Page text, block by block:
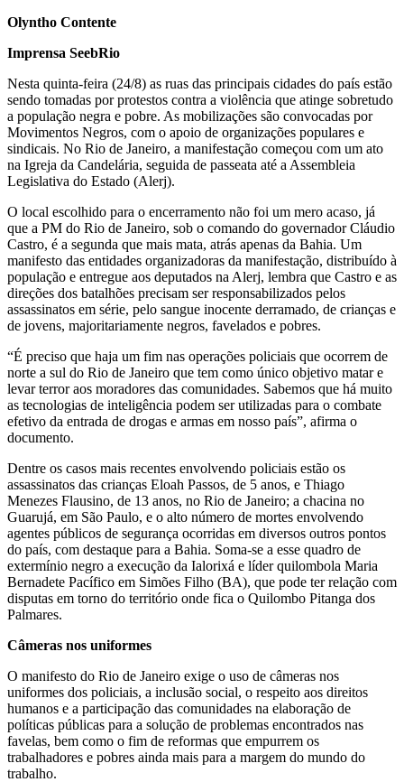
Olyntho Contente
Imprensa SeebRio
Nesta quinta-feira (24/8) as ruas das principais cidades do país estão
sendo tomadas por protestos contra a violência que atinge sobretudo
a população negra e pobre. As mobilizações são convocadas por
Movimentos Negros, com o apoio de organizações populares e
sindicais. No Rio de Janeiro, a manifestação começou com um ato
na Igreja da Candelária, seguida de passeata até a Assembleia
Legislativa do Estado (Alerj).
O local escolhido para o encerramento não foi um mero acaso, já
que a PM do Rio de Janeiro, sob o comando do governador Cláudio
Castro, é a segunda que mais mata, atrás apenas da Bahia. Um
manifesto das entidades organizadoras da manifestação, distribuído à
população e entregue aos deputados na Alerj, lembra que Castro e as
direções dos batalhões precisam ser responsabilizados pelos
assassinatos em série, pelo sangue inocente derramado, de crianças e
de jovens, majoritariamente negros, favelados e pobres.
“É preciso que haja um fim nas operações policiais que ocorrem de
norte a sul do Rio de Janeiro que tem como único objetivo matar e
levar terror aos moradores das comunidades. Sabemos que há muito
as tecnologias de inteligência podem ser utilizadas para o combate
efetivo da entrada de drogas e armas em nosso país”, afirma o
documento.
Dentre os casos mais recentes envolvendo policiais estão os
assassinatos das crianças Eloah Passos, de 5 anos, e Thiago
Menezes Flausino, de 13 anos, no Rio de Janeiro; a chacina no
Guarujá, em São Paulo, e o alto número de mortes envolvendo
agentes públicos de segurança ocorridas em diversos outros pontos
do país, com destaque para a Bahia. Soma-se a esse quadro de
extermínio negro a execução da Ialorixá e líder quilombola Maria
Bernadete Pacífico em Simões Filho (BA), que pode ter relação com
disputas em torno do território onde fica o Quilombo Pitanga dos
Palmares.
Câmeras nos uniformes
O manifesto do Rio de Janeiro exige o uso de câmeras nos
uniformes dos policiais, a inclusão social, o respeito aos direitos
humanos e a participação das comunidades na elaboração de
políticas públicas para a solução de problemas encontrados nas
favelas, bem como o fim de reformas que empurrem os
trabalhadores e pobres ainda mais para a margem do mundo do
trabalho.